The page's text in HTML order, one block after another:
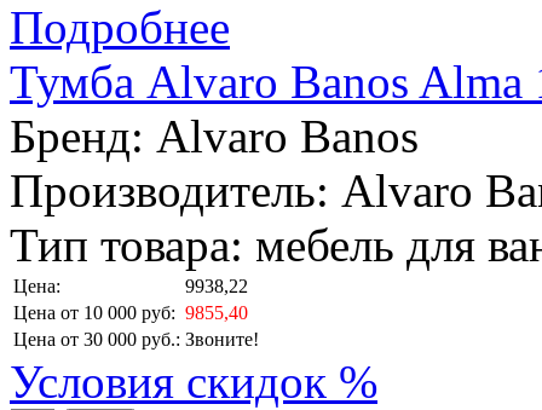
Подробнее
Тумба Alvaro Banos Alma
Бренд: Alvaro Banos
Производитель: Alvaro
Тип товара: мебель для
Цена:
9938,22
Цена от 10 000 руб: 9855,40
Цена от 30 000 руб.: Звоните!
Условия скидок %